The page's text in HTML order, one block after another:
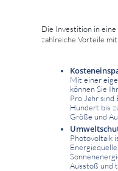
Die Investition in
zahlreiche Vorteile mit
Mit einer
können Sie
Pro Jahr sind
Hundert bis
Größe und
Photovoltaik
Ausstoß und